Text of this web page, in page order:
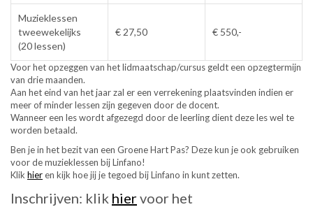
Muzieklessen
tweewekelijks
(20 lessen)
€ 27,50 € 550,-
Voor het opzeggen van het lidmaatschap/cursus geldt een opzegtermijn
van drie maanden.
Aan het eind van het jaar zal er een verrekening plaatsvinden indien er
meer of minder lessen zijn gegeven door de docent.
Wanneer een les wordt afgezegd door de leerling dient deze les wel te
worden betaald.
Ben je in het bezit van een Groene Hart Pas? Deze kun je ook gebruiken
voor de muzieklessen bij Linfano!
Klik hieren kijk hoe jij je tegoed bij Linfano in kunt zetten.
Inschrijven: klik hiervoor het